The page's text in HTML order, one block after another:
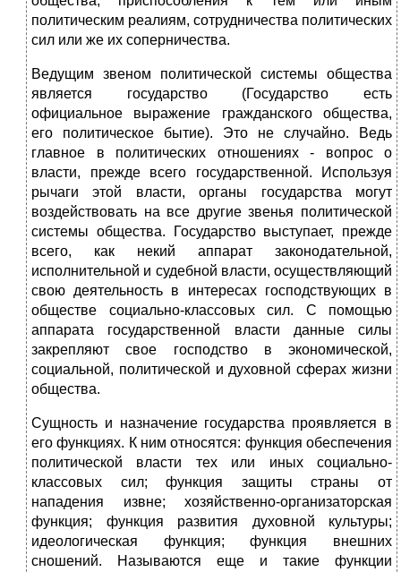
политическим реалиям, сотрудничества политических
сил или же их соперничества.
Ведущим звеном политической системы общества
является государство (Государство есть
официальное выражение гражданского общества,
его политическое бытие). Это не случайно. Ведь
главное в политических отношениях - вопрос о
власти, прежде всего государственной. Используя
рычаги этой власти, органы государства могут
воздействовать на все другие звенья политической
системы общества. Государство выступает, прежде
всего, как некий аппарат законодательной,
исполнительной и судебной власти, осуществляющий
свою деятельность в интересах господствующих в
обществе социально-классовых сил. С помощью
аппарата государственной власти данные силы
закрепляют свое господство в экономической,
социальной, политической и духовной сферах жизни
общества.
Сущность и назначение государства проявляется в
его функциях. К ним относятся: функция обеспечения
политической власти тех или иных социально-
классовых сил; функция защиты страны от
нападения извне; хозяйственно-организаторская
функция; функция развития духовной культуры;
идеологическая функция; функция внешних
сношений. Называются еще и такие функции